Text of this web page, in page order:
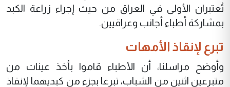
تُعتبران الأولى في العراق من حيث إجراء زراعة الكبد
بمشاركة أطباء أجانب وعراقيين.
تبرع لإنقاذ الأمهات
وأوضح مراسلنا، أن الأطباء قاموا بأخذ عينات من
متبرعين اثنين من الشباب، تبرعا بجزء من كبديهما لإنقاذ